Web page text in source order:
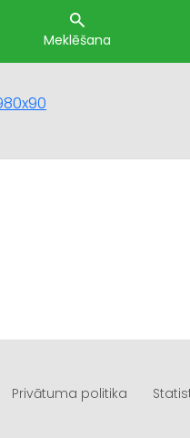
Meklēšana
Privātuma politika